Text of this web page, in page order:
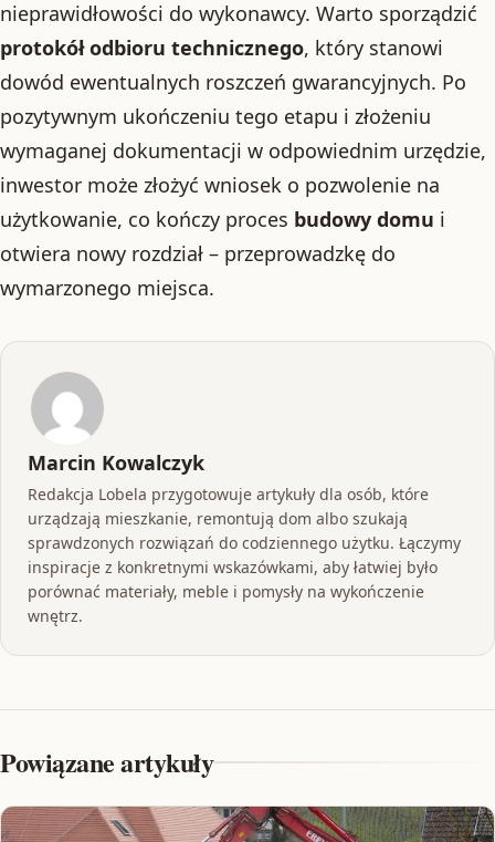
nieprawidłowości do wykonawcy. Warto sporządzić
protokół odbioru technicznego, który stanowi
dowód ewentualnych roszczeń gwarancyjnych. Po
pozytywnym ukończeniu tego etapu i złożeniu
wymaganej dokumentacji w odpowiednim urzędzie,
inwestor może złożyć wniosek o pozwolenie na
użytkowanie, co kończy proces budowy domu i
otwiera nowy rozdział – przeprowadzkę do
wymarzonego miejsca.
Marcin Kowalczyk
Redakcja Lobela przygotowuje artykuły dla osób, które
urządzają mieszkanie, remontują dom albo szukają
sprawdzonych rozwiązań do codziennego użytku. Łączymy
inspiracje z konkretnymi wskazówkami, aby łatwiej było
porównać materiały, meble i pomysły na wykończenie
wnętrz.
Powiązane artykuły